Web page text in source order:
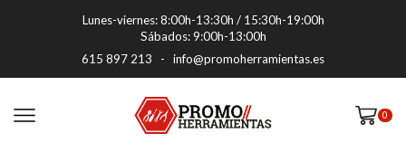
Lunes-viernes: 8:00h-13:30h / 15:30h-19:00h
Sábados: 9:00h-13:00h
615 897 213 - info@promoherramientas.es
0